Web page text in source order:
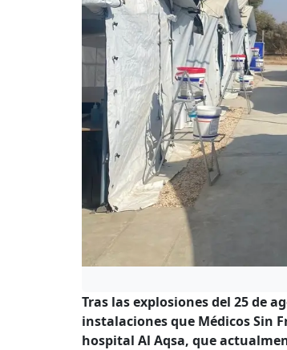
Tras las explosiones del 25 de
instalaciones que Médicos Sin
hospital Al Aqsa, que